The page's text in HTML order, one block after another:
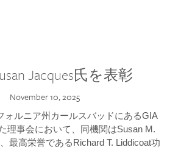
Jacques氏を表彰
November 10, 2025
ォルニア州カールスバッドにあるGIA
理事会において、同機関はSusan M.
最高栄誉であるRichard T. Liddicoat功